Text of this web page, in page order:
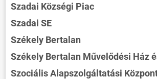
Szadai Községi Piac
Szadai SE
Székely Bertalan
Székely Bertalan Művelődési Ház
Szociális Alapszolgáltatási